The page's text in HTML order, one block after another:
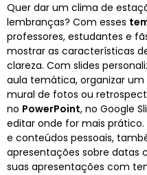
Quer dar um clima de
lembranças? Com esses
professores, estudantes e
mostrar as características
clareza. Com slides
aula temática, organizar
mural de fotos ou
no PowerPoint, no Google
editar onde for mais
e conteúdos pessoais,
apresentações sobre datas
suas apresentações com